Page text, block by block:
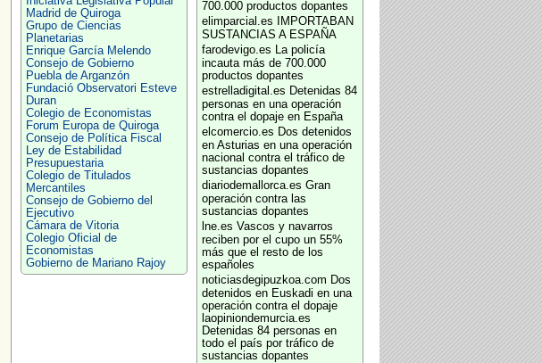
Madrid de Quiroga
Grupo de Ciencias
Planetarias
Enrique García Melendo
Consejo de Gobierno
Puebla de Arganzón
Fundació Observatori Esteve
Duran
Colegio de Economistas
Forum Europa de Quiroga
Consejo de Política Fiscal
Ley de Estabilidad
Presupuestaria
Colegio de Titulados
Mercantiles
Consejo de Gobierno del
Ejecutivo
Cámara de Vitoria
Colegio Oficial de
Economistas
Gobierno de Mariano Rajoy
700.000 productos dopantes
elimparcial.es
IMPORTABAN
SUSTANCIAS A ESPAÑA
farodevigo.es La policía
incauta más de 700.000
productos dopantes
estrelladigital.es Detenidas 84
personas en una operación
contra el dopaje en España
elcomercio.es Dos detenidos
en Asturias en una operación
nacional contra el tráfico de
sustancias dopantes
diariodemallorca.es Gran
operación contra las
sustancias dopantes
lne.es Vascos y navarros
reciben por el cupo un 55%
más que el resto de los
españoles
noticiasdegipuzkoa.com Dos
detenidos en Euskadi en una
operación contra el dopaje
laopiniondemurcia.es
Detenidas 84 personas en
todo el país por tráfico de
sustancias dopantes